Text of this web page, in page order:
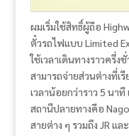
ผมเริ่มใช้สิทธิ์ผู้ถือ
ตั๋วรถไฟแบบ Limited
ใช้เวลาเดินทางราวครึ่ง
สามารถจ่ายส่วนต่างที่เ
เวลาน้อยกว่าราว 5 นา
สถานีปลายทางคือ
สายต่าง ๆ รวมถึง JR แล